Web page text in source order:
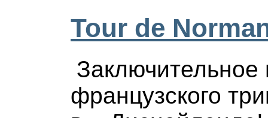
Tour de
Заключительное
французского